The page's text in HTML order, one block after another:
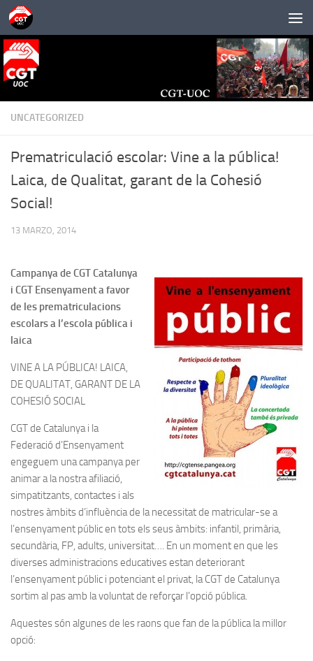
Saltar al contenido
UNCATEGORIZED
Prematriculació escolar: Vine a la pública!
Laica, de Qualitat, garant de la Cohesió
Social!
13 MARZO, 2014
Campanya de CGT Catalunya
i CGT Ensenyament a favor
de les prematriculacions
escolars a l’escola pública i
laica
VINE A LA PÚBLICA! LAICA,
DE QUALITAT, GARANT DE LA
COHESIÓ SOCIAL
CGT de Catalunya i la
Federació d’Ensenyament
engeguem una campanya per
animar a la nostra afiliació,
simpatitzants, contactes i als
nostres àmbits d’influència de la necessitat de matricular-se a
l’ensenyament públic en tots els seus àmbits: infantil, primària,
secundària, FP, adults, universitat…. En un moment en que les
diverses administracions educatives estan deteriorant
l’ensenyament públic i potenciant el privat, la CGT de Catalunya
sortim al pas amb la voluntat de reforçar l’opció pública.
Aquestes són algunes de les raons que fan de la pública la millor
opció: